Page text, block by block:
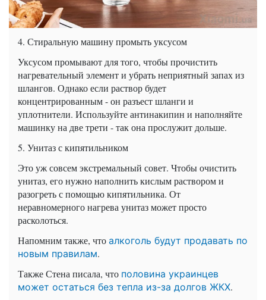
4. Стиральную машину промыть уксусом
Уксусом промывают для того, чтобы прочистить
нагревательный элемент и убрать неприятный запах из
шлангов. Однако если раствор будет
концентрированным - он разъест шланги и
уплотнители. Используйте антинакипин и наполняйте
машинку на две трети - так она прослужит дольше.
5. Унитаз с кипятильником
Это уж совсем экстремальный совет. Чтобы очистить
унитаз, его нужно наполнить кислым раствором и
разогреть с помощью кипятильника. От
неравномерного нагрева унитаз может просто
расколоться.
Напомним также, что алкоголь будут продавать по
новым правилам.
Также Стена писала, что половина украинцев
может остаться без тепла из-за долгов ЖКХ.